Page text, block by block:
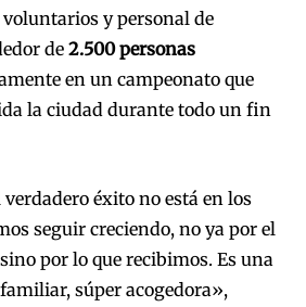
y personal de
de 2.500 personas
en un campeonato que
la ciudad durante todo un fin
éxito no está en los
seguir creciendo, no ya por el
por lo que recibimos. Es una
súper acogedora»,